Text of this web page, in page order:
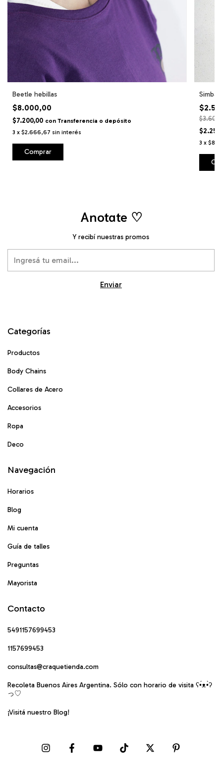
Beetle hebillas
$8.000,00
$7.200,00 con Transferencia o depósito
3 x $2.666,67 sin interés
Simba
3 x
Anotate ♡
Y recibí nuestras promos
Categorías
Productos
Body Chains
Collares de Acero
Accesorios
Ropa
Deco
Navegación
Horarios
Blog
Mi cuenta
Guía de talles
Preguntas
Mayorista
Contacto
5491157699453
1157699453
consultas@craquetienda.com
Recoleta Buenos Aires Argentina. Sólo con horario de visita ʕ•́ᴥ•̀ʔ
っ♡
¡Visitá nuestro Blog!